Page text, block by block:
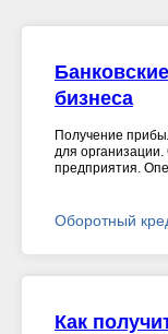
бизнеса
Получение
для
предприятия.
Оборотный
Как